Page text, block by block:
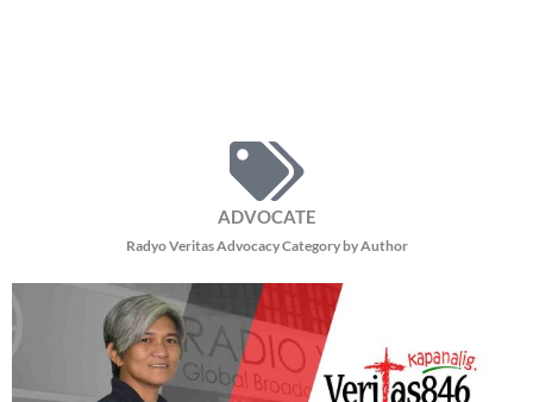
ADVOCATE
Radyo Veritas Advocacy Category by Author